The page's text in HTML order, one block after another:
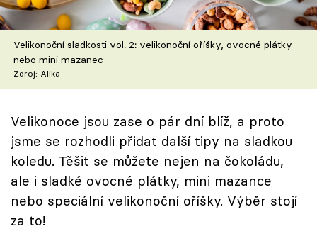
Recepty z TV
Speciál: Cuketa
Těhotnej kuchař
Sledujte prima+
Přihlášení
Sledujte nás
Velikonoční sladkosti vol. 2: velikonoční oříšky, ovocné plátky
nebo mini mazanec
Zdroj: Alika
Velikonoce jsou zase o pár dní blíž, a proto
jsme se rozhodli přidat další tipy na sladkou
koledu. Těšit se můžete nejen na čokoládu,
ale i sladké ovocné plátky, mini mazance
nebo speciální velikonoční oříšky. Výběr stojí
za to!